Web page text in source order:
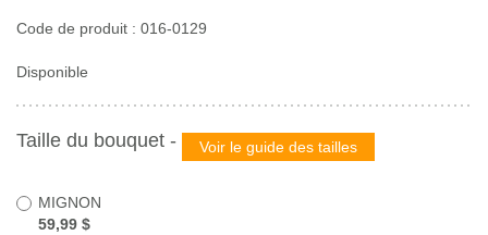
Code de produit : 016-0129
Disponible
Taille du bouquet - Voir le guide des tailles
MIGNON
59,99 $